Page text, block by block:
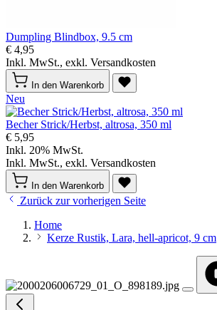
Dumpling Blindbox, 9.5 cm
€ 4,95
Inkl. MwSt., exkl. Versandkosten
In den Warenkorb
Neu
Becher Strick/Herbst, altrosa, 350 ml
€ 5,95
Inkl. 20% MwSt.
Inkl. MwSt., exkl. Versandkosten
In den Warenkorb
Zurück zur vorherigen Seite
Home
Kerze Rustik, Lara, hell-apricot, 9 cm